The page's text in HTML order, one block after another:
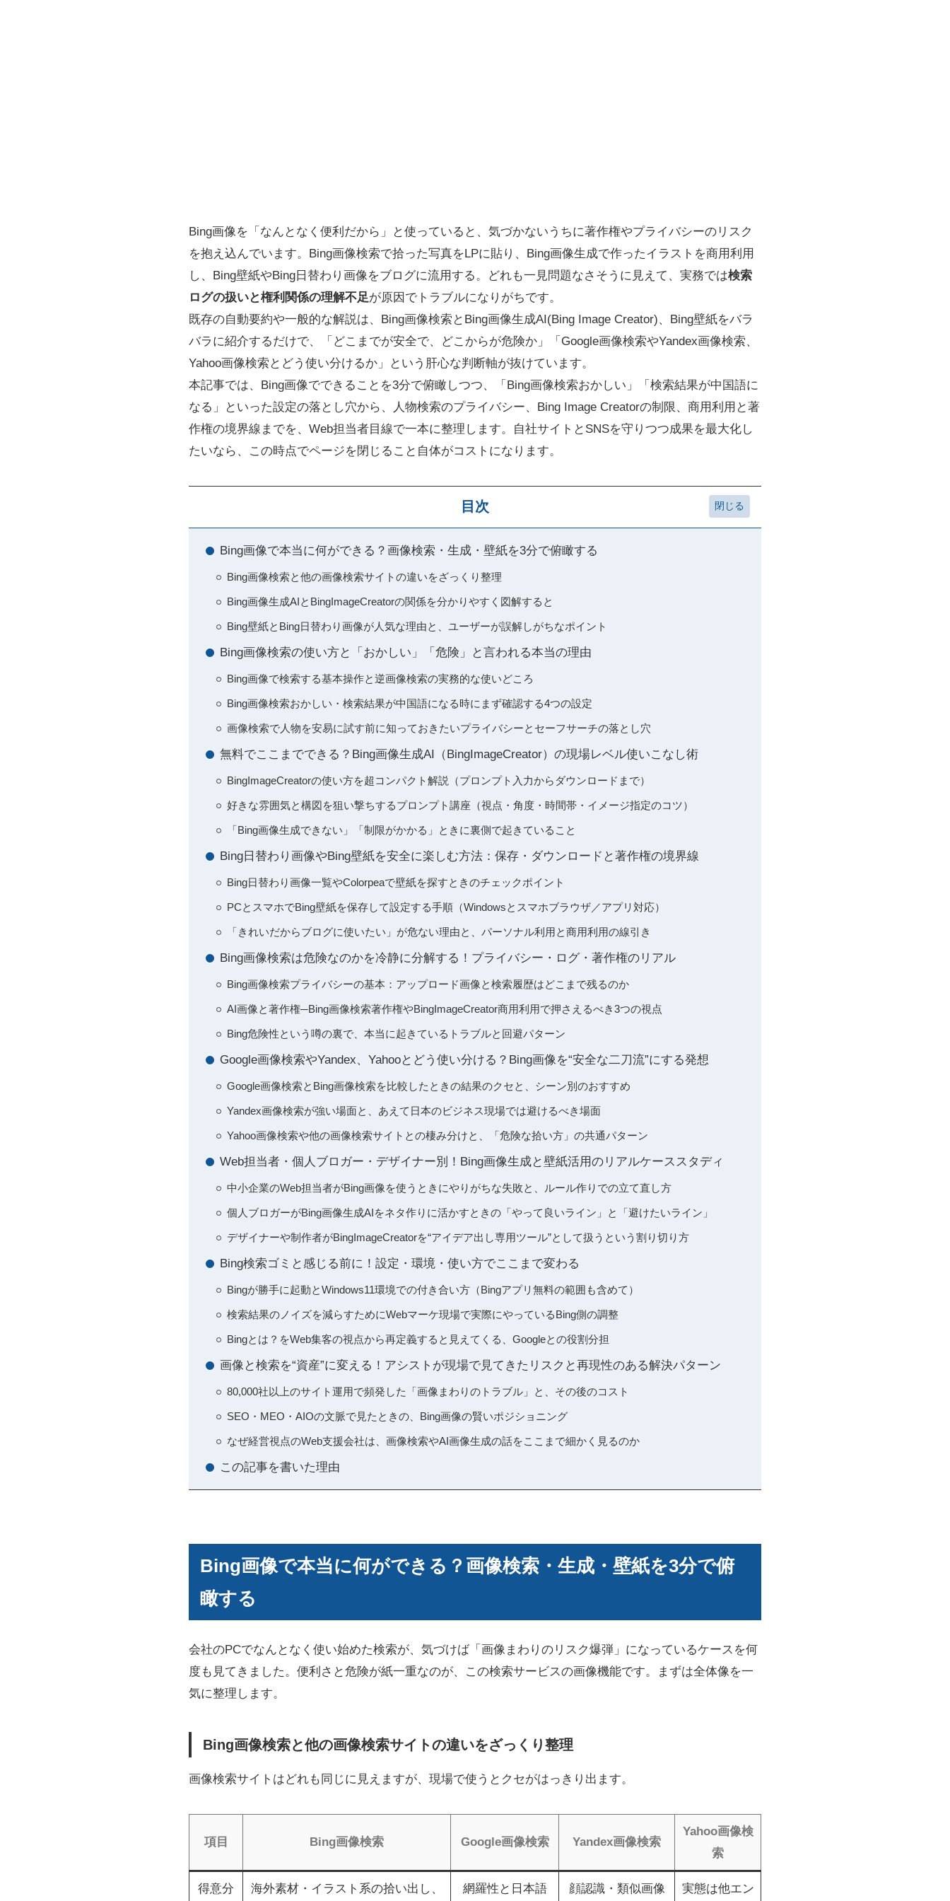
Bing画像を「なんとなく便利だから」と使っていると、気づかないうちに著作権やプライバシーのリスク
を抱え込んでいます。Bing画像検索で拾った写真をLPに貼り、Bing画像生成で作ったイラストを商用利用
し、Bing壁紙やBing日替わり画像をブログに流用する。どれも一見問題なさそうに見えて、実務では検索
ログの扱いと権利関係の理解不足が原因でトラブルになりがちです。
既存の自動要約や一般的な解説は、Bing画像検索とBing画像生成AI(Bing Image Creator)、Bing壁紙をバラ
バラに紹介するだけで、「どこまでが安全で、どこからが危険か」「Google画像検索やYandex画像検索、
Yahoo画像検索とどう使い分けるか」という肝心な判断軸が抜けています。
本記事では、Bing画像でできることを3分で俯瞰しつつ、「Bing画像検索おかしい」「検索結果が中国語に
なる」といった設定の落とし穴から、人物検索のプライバシー、Bing Image Creatorの制限、商用利用と著
作権の境界線までを、Web担当者目線で一本に整理します。自社サイトとSNSを守りつつ成果を最大化し
たいなら、この時点でページを閉じること自体がコストになります。
目次
Bing画像で本当に何ができる？画像検索・生成・壁紙を3分で俯瞰する
Bing画像検索と他の画像検索サイトの違いをざっくり整理
Bing画像生成AIとBingImageCreatorの関係を分かりやすく図解すると
Bing壁紙とBing日替わり画像が人気な理由と、ユーザーが誤解しがちなポイント
Bing画像検索の使い方と「おかしい」「危険」と言われる本当の理由
Bing画像で検索する基本操作と逆画像検索の実務的な使いどころ
Bing画像検索おかしい・検索結果が中国語になる時にまず確認する4つの設定
画像検索で人物を安易に試す前に知っておきたいプライバシーとセーフサーチの落とし穴
無料でここまでできる？Bing画像生成AI（BingImageCreator）の現場レベル使いこなし術
BingImageCreatorの使い方を超コンパクト解説（プロンプト入力からダウンロードまで）
好きな雰囲気と構図を狙い撃ちするプロンプト講座（視点・角度・時間帯・イメージ指定のコツ）
「Bing画像生成できない」「制限がかかる」ときに裏側で起きていること
Bing日替わり画像やBing壁紙を安全に楽しむ方法：保存・ダウンロードと著作権の境界線
Bing日替わり画像一覧やColorpeaで壁紙を探すときのチェックポイント
PCとスマホでBing壁紙を保存して設定する手順（Windowsとスマホブラウザ／アプリ対応）
「きれいだからブログに使いたい」が危ない理由と、パーソナル利用と商用利用の線引き
Bing画像検索は危険なのかを冷静に分解する！プライバシー・ログ・著作権のリアル
Bing画像検索プライバシーの基本：アップロード画像と検索履歴はどこまで残るのか
AI画像と著作権─Bing画像検索著作権やBingImageCreator商用利用で押さえるべき3つの視点
Bing危険性という噂の裏で、本当に起きているトラブルと回避パターン
Google画像検索やYandex、Yahooとどう使い分ける？Bing画像を“安全な二刀流”にする発想
Google画像検索とBing画像検索を比較したときの結果のクセと、シーン別のおすすめ
Yandex画像検索が強い場面と、あえて日本のビジネス現場では避けるべき場面
Yahoo画像検索や他の画像検索サイトとの棲み分けと、「危険な拾い方」の共通パターン
Web担当者・個人ブロガー・デザイナー別！Bing画像生成と壁紙活用のリアルケーススタディ
中小企業のWeb担当者がBing画像を使うときにやりがちな失敗と、ルール作りでの立て直し方
個人ブロガーがBing画像生成AIをネタ作りに活かすときの「やって良いライン」と「避けたいライン」
デザイナーや制作者がBingImageCreatorを“アイデア出し専用ツール”として扱うという割り切り方
Bing検索ゴミと感じる前に！設定・環境・使い方でここまで変わる
Bingが勝手に起動とWindows11環境での付き合い方（Bingアプリ無料の範囲も含めて）
検索結果のノイズを減らすためにWebマーケ現場で実際にやっているBing側の調整
Bingとは？をWeb集客の視点から再定義すると見えてくる、Googleとの役割分担
画像と検索を“資産”に変える！アシストが現場で見てきたリスクと再現性のある解決パターン
80,000社以上のサイト運用で頻発した「画像まわりのトラブル」と、その後のコスト
SEO・MEO・AIOの文脈で見たときの、Bing画像の賢いポジショニング
なぜ経営視点のWeb支援会社は、画像検索やAI画像生成の話をここまで細かく見るのか
この記事を書いた理由
Bing画像で本当に何ができる？画像検索・生成・壁紙を3分で俯
瞰する
会社のPCでなんとなく使い始めた検索が、気づけば「画像まわりのリスク爆弾」になっているケースを何
度も見てきました。便利さと危険が紙一重なのが、この検索サービスの画像機能です。まずは全体像を一
気に整理します。
Bing画像検索と他の画像検索サイトの違いをざっくり整理
画像検索サイトはどれも同じに見えますが、現場で使うとクセがはっきり出ます。
項目 Bing画像検索 Google画像検索 Yandex画像検索
Yahoo画像検
索
得意分 海外素材・イラスト系の拾い出し、 網羅性と日本語 顔認識・類似画像 実態は他エン